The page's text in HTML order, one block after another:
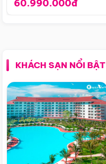
60.990.000đ
KHÁCH SẠN NỔI BẬT